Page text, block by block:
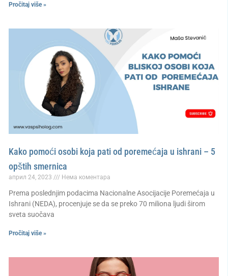
Pročitaj više »
Kako pomoći osobi koja pati od poremećaja u ishrani – 5
opštih smernica
април 24, 2023 Нема коментара
Prema poslednjim podacima Nacionalne Asocijacije Poremećaja u
Ishrani (NEDA), procenjuje se da se preko 70 miliona ljudi širom
sveta suočava
Pročitaj više »